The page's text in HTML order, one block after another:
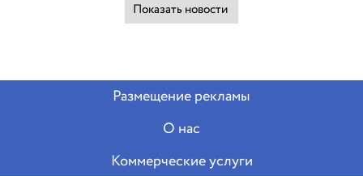
Показать новости
Размещение рекламы
О нас
Коммерческие услуги